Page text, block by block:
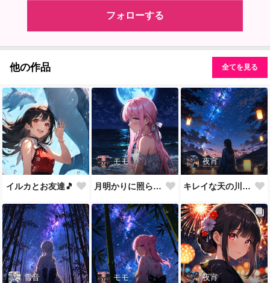
フォローする
他の作品 全てを見る
イルカとお友達🎵
モモ
月明かりに照らされて🎵
夜宵
キレイな天の川が一面に…
雪音 モモ 夜宵